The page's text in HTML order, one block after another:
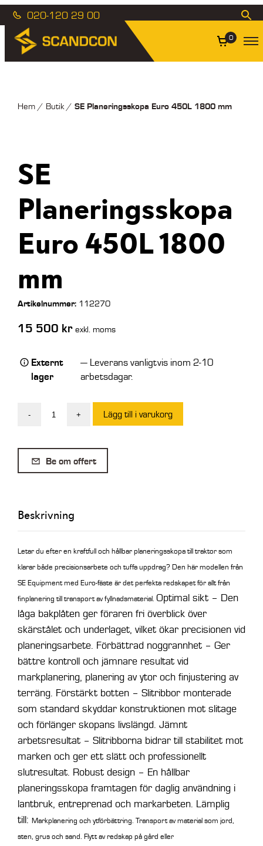
020-120 29 00
0
Hem/ Butik/ SE Planeringsskopa Euro 450L 1800 mm
SE
Planeringsskopa
Euro 450L 1800
mm
Artikelnummer:112270
15 500 kr exkl. moms
Externt
lager
— Leverans vanligtvis inom 2-10
arbetsdagar.
-
Euro
450L
mängd
+ Lägg till i varukorg
Be om offert
Beskrivning
Letar du efter en kraftfull och hållbar planeringsskopa till traktor som
klarar både precisionsarbete och tuffa uppdrag? Den här modellen från
SE Equipment med Euro-fäste är det perfekta redskapet för allt från
finplanering till transport av fyllnadsmaterial. Optimal sikt – Den
låga bakplåten ger föraren fri överblick över
skärstålet och underlaget, vilket ökar precisionen vid
planeringsarbete. Förbättrad noggrannhet – Ger
bättre kontroll och jämnare resultat vid
markplanering, planering av ytor och finjustering av
terräng. Förstärkt botten – Slitribbor monterade
som standard skyddar konstruktionen mot slitage
och förlänger skopans livslängd. Jämnt
arbetsresultat – Slitribborna bidrar till stabilitet mot
marken och ger ett slätt och professionellt
slutresultat. Robust design – En hållbar
planeringsskopa framtagen för daglig användning i
lantbruk, entreprenad och markarbeten. Lämplig
till: Markplanering och ytförbättring. Transport av material som jord,
sten, grus och sand. Flytt av redskap på gård eller